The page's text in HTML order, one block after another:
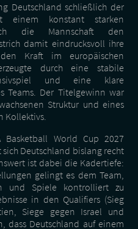
Deutschland schließlich der
einem konstant starken
die Mannschaft den
damit eindrucksvoll ihre
Kraft im europäischen
durch eine stabile
und eine klare
Teams. Der Titelgewinn war
Struktur und eines
Kollektivs.
World Cup 2027
Deutschland bislang recht
ist dabei die Kadertiefe:
gelingt es dem Team,
und Spiele kontrolliert zu
in den Qualifiers (Sieg
Siege gegen Israel und
dass Deutschland auf einem